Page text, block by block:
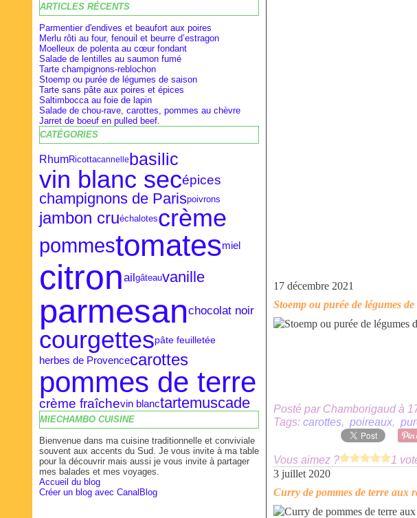
Février(9)
Janvier(8)
Février(16)
Janvier(18)
Avril(28)
Mars(27)
ARTICLES RÉCENTS
Parmentier d'endives et beaufort aux poires
Merlu rôti au four, fenouil et beurre d’estragon
Moelleux de polenta au cœur fondant
Salade de lentilles au saumon fumé
Tarte champignons-reblochon
Stoemp ou purée de légumes de saison
Tarte sans pâte aux poires et épices
Saltimbocca au foie de lapin
Salade de chou-rave, carottes, pommes au chèvre
Jarret de boeuf en pulled beef.
CATÉGORIES
RhumRicottacannellebasilic
vin blanc secépices
champignons de Parispoivrons
jambon cruéchalotescrème
pommestomatesmiel
citronailgâteauvanille
parmesanchocolat noir
courgettespâte feuilletée
herbes de Provencecarottes
pommes de terre
crème fraîchevin blanctartemuscade
MIECHAMBO CUISINE
Bienvenue dans ma cuisine traditionnelle et conviviale
souvent aux accents du Sud. Je vous invite à ma table
pour la découvrir mais aussi je vous invite à partager
mes balades et mes voyages.
Accueil du blog
Créer un blog avec CanalBlog
17 décembre 2021
Stoemp ou purée de légumes de
Posté par Chamborigaud à
Tags: carottes, poireaux,
Vous aimez ?
1
3 juillet 2020
Curry de pommes de terre aux